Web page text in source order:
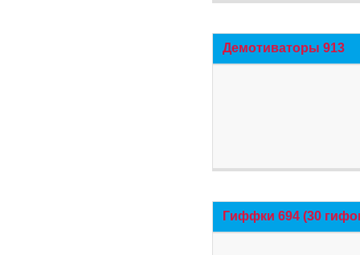
Демотиваторы 913
Гиффки 694 (30